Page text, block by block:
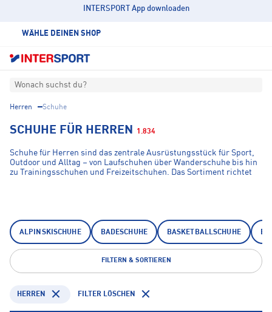
INTERSPORT App downloaden
WÄHLE DEINEN SHOP
Wonach suchst du?
Herren Schuhe
SCHUHE FÜR HERREN 1.834
Schuhe für Herren sind das zentrale Ausrüstungsstück für Sport,
Outdoor und Alltag – von Laufschuhen über Wanderschuhe bis hin
zu Trainingsschuhen und Freizeitschuhen. Das Sortiment richtet
ALPINSKISCHUHE BADESCHUHE BASKETBALLSCHUHE
FILTERN & SORTIEREN
HERREN FILTER LÖSCHEN